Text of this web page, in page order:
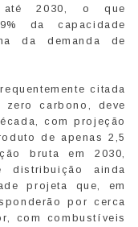
até 2030, o que
da capacidade
da demanda de
citada
carbono, deve
com projeção
de apenas 2,5
bruta em 2030,
distribuição ainda
projeta que, em
por cerca
com combustíveis